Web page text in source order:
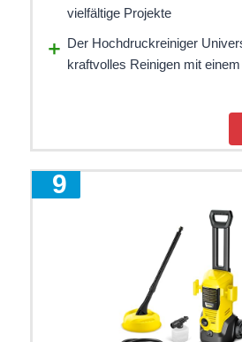
vielfältige Projekte
Der Hochdruckreiniger
kraftvolles Reinigen mit